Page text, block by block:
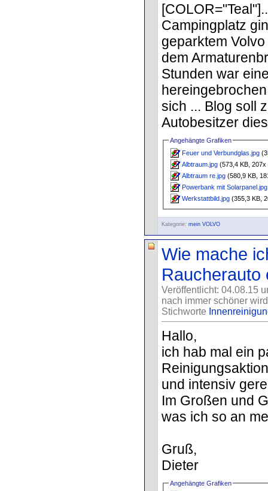
Campingplatz
geparktem
dem
Stunden war
sich ... Blog soll
Autobesitzer
Angehängte Grafiken
Feuer und Verbundglas.jpg
Albtraum.jpg (573,4 KB,
Albtraum re.jpg (580,9 KB,
Powerbank mit Solarpanel.jpg
Werkstattbild.jpg (355,3 KB,
Kategorie: mein VOLVO
Wie mache
Raucherauto
Veröffentlicht: 04.08.15
nach immer schöner
Stichworte
Hallo,
ich hab mal ein
und intensiv
Im Großen und
was ich so an
Gruß,
Dieter
Angehängte Grafiken